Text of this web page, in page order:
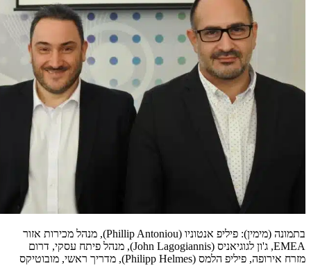
בתמונה (מימין): פיליפ אנטוניו (Phillip Antoniou), מנהל מכירות אזור
EMEA, ג'ון לגוגיאניס (John Lagogiannis), מנהל פיתח עסקי, דרום
מזרח אירופה, פיליפ הלמס (Philipp Helmes), מדריך ראשי, מובוטיקס